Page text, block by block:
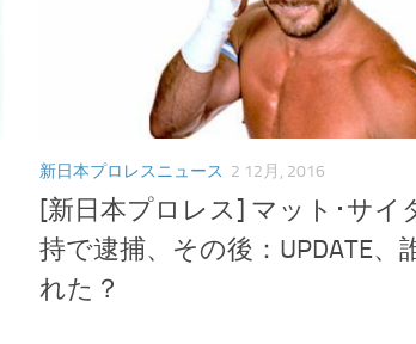
新日本プロレスニュース 2 12月, 2016
[新日本プロレス] マット･サイ
持で逮捕、その後：UPDATE、
れた？